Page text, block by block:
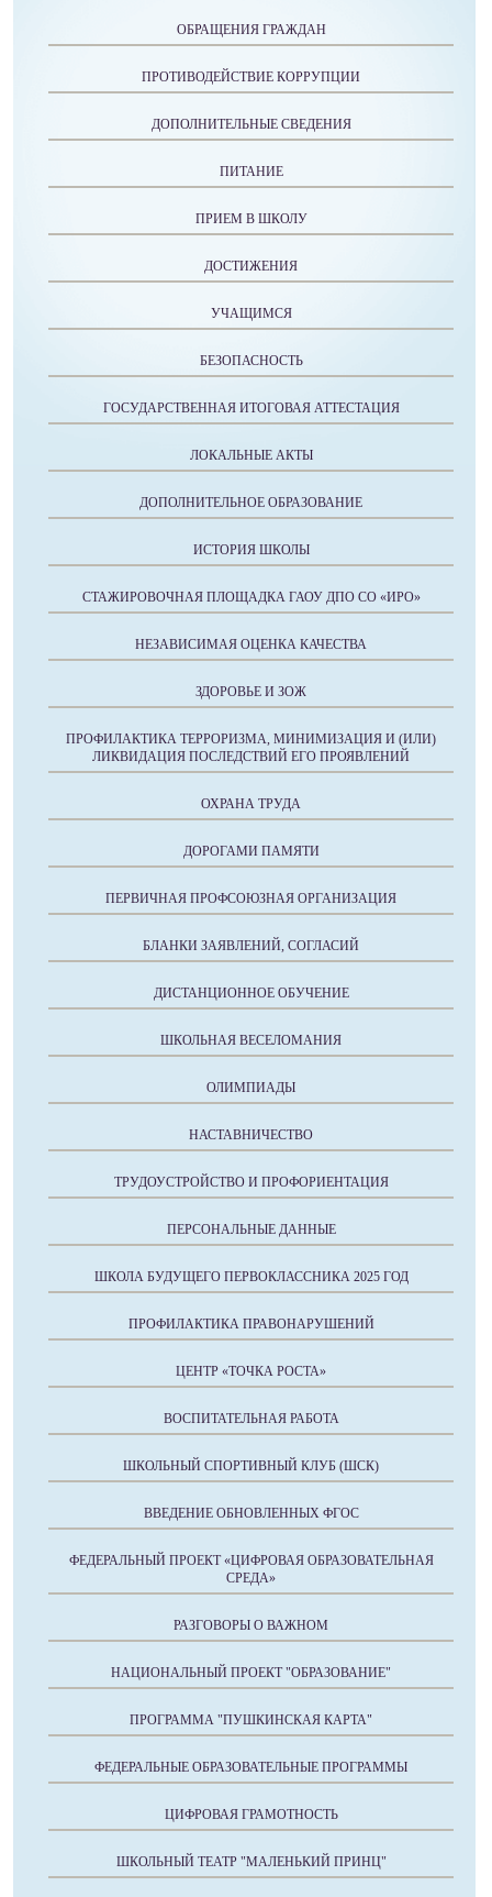
ОБРАЩЕНИЯ ГРАЖДАН
ПРОТИВОДЕЙСТВИЕ КОРРУПЦИИ
ДОПОЛНИТЕЛЬНЫЕ СВЕДЕНИЯ
ПИТАНИЕ
ПРИЕМ В ШКОЛУ
ДОСТИЖЕНИЯ
УЧАЩИМСЯ
БЕЗОПАСНОСТЬ
ГОСУДАРСТВЕННАЯ ИТОГОВАЯ АТТЕСТАЦИЯ
ЛОКАЛЬНЫЕ АКТЫ
ДОПОЛНИТЕЛЬНОЕ ОБРАЗОВАНИЕ
ИСТОРИЯ ШКОЛЫ
СТАЖИРОВОЧНАЯ ПЛОЩАДКА ГАОУ ДПО СО «ИРО»
НЕЗАВИСИМАЯ ОЦЕНКА КАЧЕСТВА
ЗДОРОВЬЕ И ЗОЖ
ПРОФИЛАКТИКА ТЕРРОРИЗМА, МИНИМИЗАЦИЯ И (ИЛИ)
ЛИКВИДАЦИЯ ПОСЛЕДСТВИЙ ЕГО ПРОЯВЛЕНИЙ
ОХРАНА ТРУДА
ДОРОГАМИ ПАМЯТИ
ПЕРВИЧНАЯ ПРОФСОЮЗНАЯ ОРГАНИЗАЦИЯ
БЛАНКИ ЗАЯВЛЕНИЙ, СОГЛАСИЙ
ДИСТАНЦИОННОЕ ОБУЧЕНИЕ
ШКОЛЬНАЯ ВЕСЕЛОМАНИЯ
ОЛИМПИАДЫ
НАСТАВНИЧЕСТВО
ТРУДОУСТРОЙСТВО И ПРОФОРИЕНТАЦИЯ
ПЕРСОНАЛЬНЫЕ ДАННЫЕ
ШКОЛА БУДУЩЕГО ПЕРВОКЛАССНИКА 2025 ГОД
ПРОФИЛАКТИКА ПРАВОНАРУШЕНИЙ
ЦЕНТР «ТОЧКА РОСТА»
ВОСПИТАТЕЛЬНАЯ РАБОТА
ШКОЛЬНЫЙ СПОРТИВНЫЙ КЛУБ (ШСК)
ВВЕДЕНИЕ ОБНОВЛЕННЫХ ФГОС
ФЕДЕРАЛЬНЫЙ ПРОЕКТ «ЦИФРОВАЯ ОБРАЗОВАТЕЛЬНАЯ
СРЕДА»
РАЗГОВОРЫ О ВАЖНОМ
НАЦИОНАЛЬНЫЙ ПРОЕКТ "ОБРАЗОВАНИЕ"
ПРОГРАММА "ПУШКИНСКАЯ КАРТА"
ФЕДЕРАЛЬНЫЕ ОБРАЗОВАТЕЛЬНЫЕ ПРОГРАММЫ
ЦИФРОВАЯ ГРАМОТНОСТЬ
ШКОЛЬНЫЙ ТЕАТР "МАЛЕНЬКИЙ ПРИНЦ"